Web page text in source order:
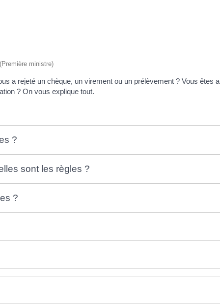
ministre)
a rejeté un chèque, un virement ou un prélèvement ? Vous êtes
? On vous explique tout.
?
sont les règles ?
?